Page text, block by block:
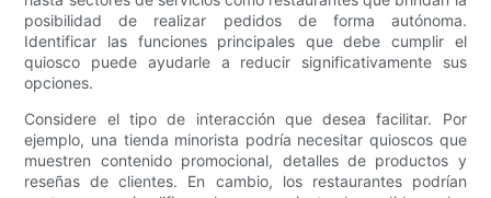
posibilidad de realizar pedidos de forma autónoma.
Identificar las funciones principales que debe cumplir el
quiosco puede ayudarle a reducir significativamente sus
opciones.
Considere el tipo de interacción que desea facilitar. Por
ejemplo, una tienda minorista podría necesitar quioscos que
muestren contenido promocional, detalles de productos y
reseñas de clientes. En cambio, los restaurantes podrían